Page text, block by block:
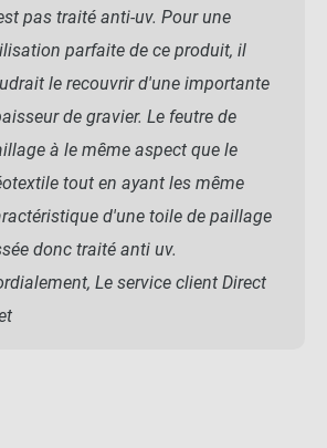
pas traité anti-uv. Pour une
parfaite de ce produit, il
le recouvrir d'une importante
de gravier. Le feutre de
à le même aspect que le
tout en ayant les même
d'une toile de paillage
donc traité anti uv.
Le service client Direct